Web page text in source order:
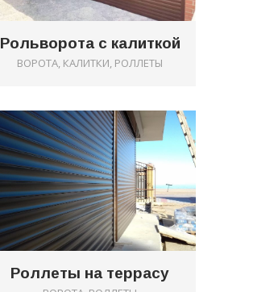
Рольворота с калиткой
ВОРОТА, КАЛИТКИ, РОЛЛЕТЫ
Роллеты на террасу